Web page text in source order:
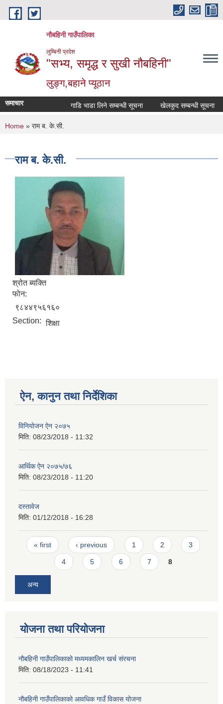
Skip to main content
नौबहिनी गाउँपालिका
लुम्बिनी प्रदेश
"सभ्य, समृद्ध र सुखी नौबहिनी"
लुङ्ग,बहाने प्यूठान
समाचार गाडि भाडा लिने सम्बन्धी सूचना खेलकुद सम्बन्धी सूचना
You are here
Home » राम ब. के.सी.
राम ब. के.सी.
श्रोत ब्यक्ति
फोन:
९८४४९५६१६०
Section: शिक्षा
ऐन, कानुन तथा निर्देशिका
विनियोजन ऐन २०७५
मिति: 08/23/2018 - 11:32
आर्थिक ऐन २०७५/७६
मिति: 08/23/2018 - 11:20
दस्तावेज
मिति: 01/12/2018 - 16:28
Pages
« first ‹ previous 1 2 3
4 5 6 7 8
अन्य
योजना तथा परियोजना
नौबहिनी गाउँपालिकाको मध्यमकालिन खर्च संरचना
मिति: 08/18/2023 - 11:41
नौबहिनी गाउँपालिकाको आवधिक गाउँ विकास योजना